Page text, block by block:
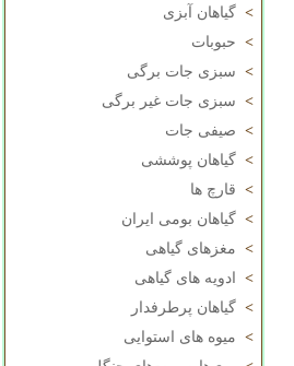
> گیاهان آبزی
> حبوبات
> سبزی جات برگی
> سبزی جات غیر برگی
> صیفی جات
> گیاهان پوششی
> قارچ ها
> گیاهان بومی ایران
> مغزهای گیاهی
>
ادویه های گیاهی
> گیاهان پرطرفدار
> میوه های استوایی